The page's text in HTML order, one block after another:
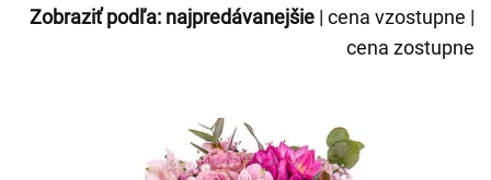
Zobraziť podľa: najpredávanejšie | cena vzostupne |
cena zostupne